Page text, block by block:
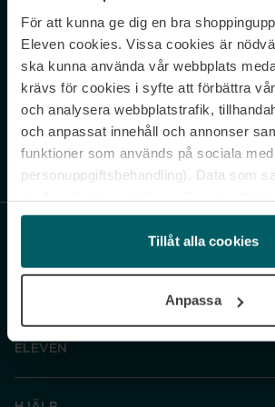
För att kunna ge dig en bra
Eleven cookies. Vissa cookies är
ska kunna använda vår webbplats
krävs för cookies i syfte att förbättra
och analysera webbplatstrafik,
och anpassat innehåll och annonser
funktioner som används på sociala
personuppgiftsbehandling). Data som
och gå vidare” accepterar du samtliga
under ”Inställningar” kan anpassa
cookies. Du kan återkalla ditt samtycke
Tillåt alla cookies
Anpassa
Never miss a beat.
Sign up to our
Genom att prenumerera accepterar du vår
ELEVEN